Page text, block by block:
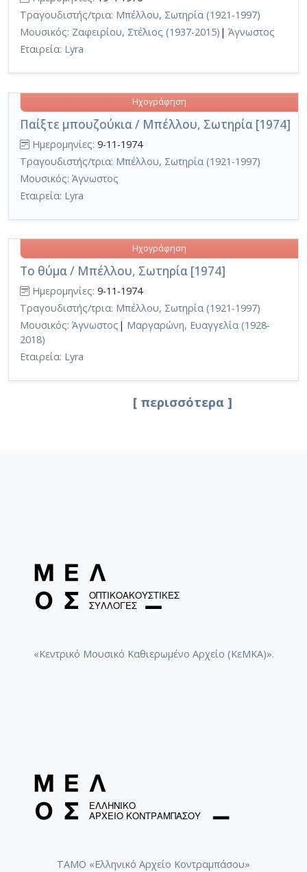
Τραγουδιστής/τρια: Μπέλλου, Σωτηρία (1921-1997)
Μουσικός: Ζαφειρίου, Στέλιος (1937-2015) | Άγνωστος
Εταιρεία: Lyra
Παίξτε μπουζούκια / Μπέλλου, Σωτηρία [1974]
Ηχογράφηση
Ημερομηνίες: 9-11-1974
Τραγουδιστής/τρια: Μπέλλου, Σωτηρία (1921-1997)
Μουσικός: Άγνωστος
Εταιρεία: Lyra
Το θύμα / Μπέλλου, Σωτηρία [1974]
Ηχογράφηση
Ημερομηνίες: 9-11-1974
Τραγουδιστής/τρια: Μπέλλου, Σωτηρία (1921-1997)
Μουσικός: Άγνωστος | Μαργαρώνη, Ευαγγελία (1928-
2018)
Εταιρεία: Lyra
[ περισσότερα ]
«Κεντρικό Μουσικό Καθιερωμένο Αρχείο (ΚεΜΚΑ)».
ΤΑΜΟ «Ελληνικό Αρχείο Κοντραμπάσου»